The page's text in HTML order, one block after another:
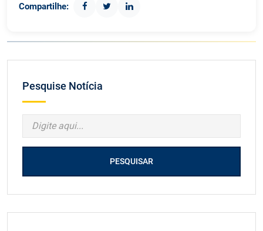
Compartilhe:
Pesquise Notícia
PESQUISAR